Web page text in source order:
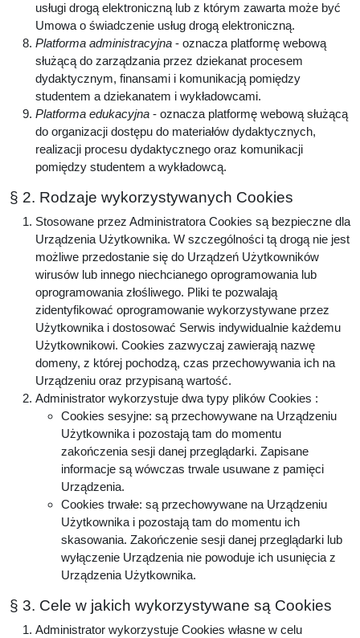
usługi drogą elektroniczną lub z którym zawarta może być
Umowa o świadczenie usług drogą elektroniczną.
Platforma administracyjna - oznacza platformę webową
służącą do zarządzania przez dziekanat procesem
dydaktycznym, finansami i komunikacją pomiędzy
studentem a dziekanatem i wykładowcami.
Platforma edukacyjna - oznacza platformę webową służącą
do organizacji dostępu do materiałów dydaktycznych,
realizacji procesu dydaktycznego oraz komunikacji
pomiędzy studentem a wykładowcą.
§ 2. Rodzaje wykorzystywanych Cookies
Stosowane przez Administratora Cookies są bezpieczne dla
Urządzenia Użytkownika. W szczególności tą drogą nie jest
możliwe przedostanie się do Urządzeń Użytkowników
wirusów lub innego niechcianego oprogramowania lub
oprogramowania złośliwego. Pliki te pozwalają
zidentyfikować oprogramowanie wykorzystywane przez
Użytkownika i dostosować Serwis indywidualnie każdemu
Użytkownikowi. Cookies zazwyczaj zawierają nazwę
domeny, z której pochodzą, czas przechowywania ich na
Urządzeniu oraz przypisaną wartość.
Administrator wykorzystuje dwa typy plików Cookies :
Cookies sesyjne: są przechowywane na Urządzeniu
Użytkownika i pozostają tam do momentu
zakończenia sesji danej przeglądarki. Zapisane
informacje są wówczas trwale usuwane z pamięci
Urządzenia.
Cookies trwałe: są przechowywane na Urządzeniu
Użytkownika i pozostają tam do momentu ich
skasowania. Zakończenie sesji danej przeglądarki lub
wyłączenie Urządzenia nie powoduje ich usunięcia z
Urządzenia Użytkownika.
§ 3. Cele w jakich wykorzystywane są Cookies
Administrator wykorzystuje Cookies własne w celu